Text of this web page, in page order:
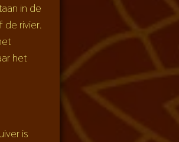
in de
de rivier.
het
is